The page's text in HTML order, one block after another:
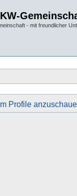
- mit freundlicher
Profile